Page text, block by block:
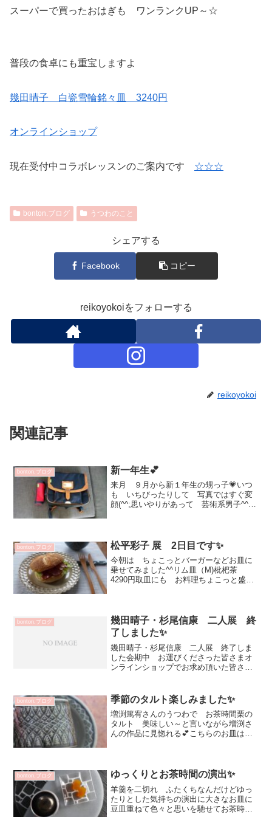
スーパーで買ったおはぎも ワンランクUP～☆
普段の食卓にも重宝しますよ
幾田晴子 白瓷雪輪銘々皿 3240円
オンラインショップ
現在受付中コラボレッスンのご案内です ☆☆☆
bonton.ブログ うつわのこと
シェアする
Facebook コピー
reikoyokoiをフォローする
reikoyokoi
関連記事
bonton.ブログ 新一年生💕
来月 ９月から新１年生の甥っ子💗いつ
も いちびったりして 写真ではすぐ変
顔(^^;思いやりがあって 芸術系男子^^シ
(^^)v子ども...
bonton.ブログ 松平彩子 展 2日目です✨
今朝は ちょこっとバーガーなどお皿に
乗せてみました^^リム皿（M)枇杷茶
4290円取皿にも お料理ちょこっと盛り
大丈夫ですリム皿（...
bonton.ブログ
幾田晴子・杉尾信康 二人展 終
了しました✨
幾田晴子・杉尾信康 二人展 終了しま
した会期中 お運びくださった皆さまオ
ンラインショップでお求め頂いた皆さま
店くださる方が本当に多くいらっしゃっ
て自宅でお求めのう...
bonton.ブログ 季節のタルト楽しみました✨
増渕篤宥さんのうつわで お茶時間栗の
タルト 美味しい～と言いながら増渕さ
んの作品に見惚れる💕こちらのお皿は
✨カップは DMの作品...
bonton.ブログ ゆっくりとお茶時間の演出✨
羊羹を二切れ ふたくちなんだけどゆっ
たりとした気持ちの演出に大きなお皿に
豆皿重ねて色々と思いを馳せてお茶時間